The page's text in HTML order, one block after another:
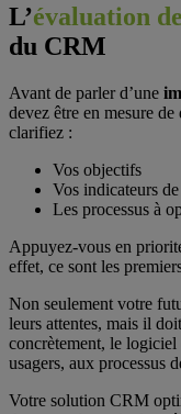
L’évaluation
du CRM
Avant de parler d’une
devez être en mesure
clarifiez :
Vos objectifs
Vos indicateurs
Les processus à
Appuyez-vous en
effet, ce sont les
Non seulement votre
leurs attentes, mais il
concrètement, le logiciel
usagers, aux processus
Votre solution CRM